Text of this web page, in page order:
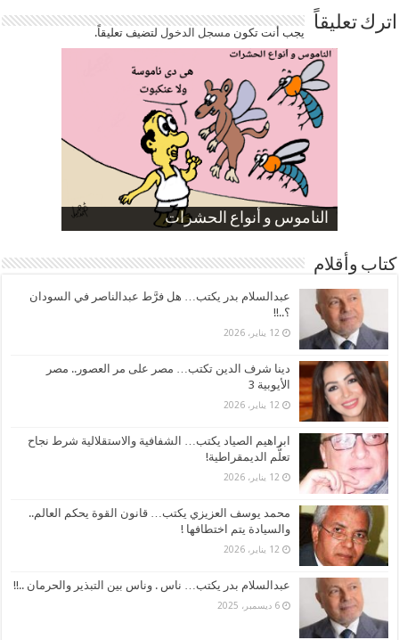
اترك تعليقاً يجب أنت تكون مسجل الدخوللتضيف تعليقاً.
الناموس و أنواع الحشرات
الموظفين بعد ارتفاع الأسعار
ارتفاع نسبة الطلاق في مصر
صورة كاركاتيرية
صورة كاركاتيرية
كتاب وأقلام
عبدالسلام بدر يكتب… هل فرَّط عبدالناصر في السودان
؟..!!
12 يناير، 2026
دينا شرف الدين تكتب… مصر على مر العصور.. مصر
الأيوبية 3
12 يناير، 2026
ابراهيم الصياد يكتب… الشفافية والاستقلالية شرط نجاح
تعلُّم الديمقراطية!
12 يناير، 2026
محمد يوسف العزيزي يكتب… قانون القوة يحكم العالم..
والسيادة يتم اختطافها !
12 يناير، 2026
عبدالسلام بدر يكتب… ناس . وناس بين التبذير والحرمان ..!!
6 ديسمبر، 2025